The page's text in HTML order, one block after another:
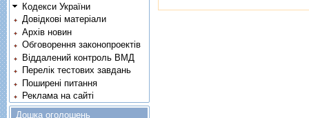
Кодекси України
Довідкові матеріали
Архів новин
Обговорення законопроектів
Віддалений контроль ВМД
Перелік тестових завдань
Поширені питання
Реклама на сайті
Дошка оголошень